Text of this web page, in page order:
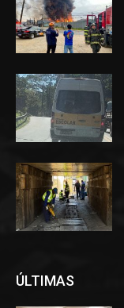
ÚLTIMAS